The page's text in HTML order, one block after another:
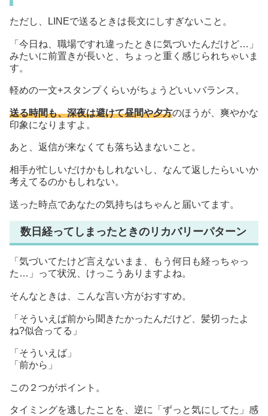
ただし、LINEで送るときは長文にしすぎないこと。
「今日ね、職場ですれ違ったときに気づいたんだけど…」
みたいに前置きが長いと、ちょっと重く感じられちゃいま
す。
軽めの一文+スタンプくらいがちょうどいいバランス。
送る時間も、深夜は避けて昼間や夕方のほうが、爽やかな
印象になりますよ。
あと、返信が来なくても落ち込まないこと。
相手が忙しいだけかもしれないし、なんて返したらいいか
考えてるのかもしれない。
送った時点であなたの気持ちはちゃんと届いてます。
数日経ってしまったときのリカバリーパターン
「気づいてたけど言えないまま、もう何日も経っちゃっ
た…」って状況、けっこうありますよね。
そんなときは、こんな言い方がおすすめ。
「そういえば前から聞きたかったんだけど、髪切ったよ
ね?似合ってる」
「そういえば」
「前から」
この２つがポイント。
タイミングを逃したことを、逆に「ずっと気にしてた」感